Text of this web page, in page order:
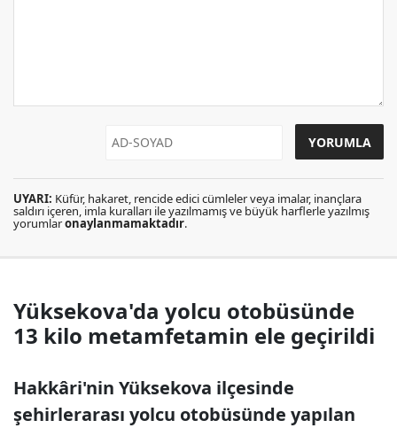
UYARI: Küfür, hakaret, rencide edici cümleler veya imalar, inançlara
saldırı içeren, imla kuralları ile yazılmamış ve büyük harflerle yazılmış
yorumlaronaylanmamaktadır.
Yüksekova'da yolcu otobüsünde
13 kilo metamfetamin ele geçirildi
Hakkâri'nin Yüksekova ilçesinde
şehirlerarası yolcu otobüsünde yapılan